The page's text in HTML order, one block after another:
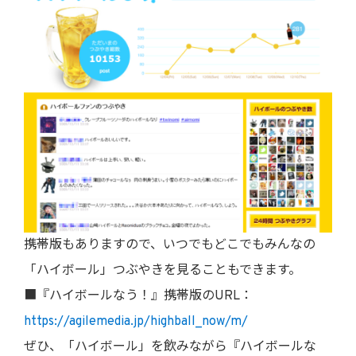
携帯版もありますので、いつでもどこでもみんなの
「ハイボール」つぶやきを見ることもできます。
■『ハイボールなう！』携帯版のURL：
https://agilemedia.jp/highball_now/m/
ぜひ、「ハイボール」を飲みながら『ハイボールな